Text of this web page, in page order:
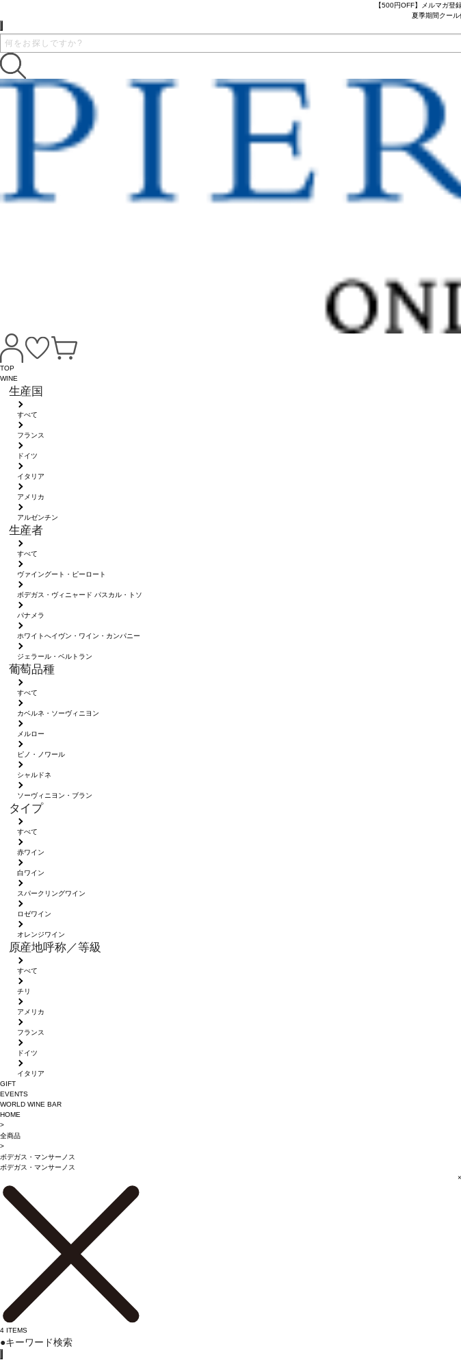
【500円OFF】メルマガ登
夏季期間クー
TOP
WINE
生産国
すべて
フランス
ドイツ
イタリア
アメリカ
アルゼンチン
生産者
すべて
ヴァイングート・ピーロート
ボデガス・ヴィニャード パスカル・トソ
パナメラ
ホワイトへイヴン・ワイン・カンパニー
ジェラール・ベルトラン
葡萄品種
すべて
カベルネ・ソーヴィニヨン
メルロー
ピノ・ノワール
シャルドネ
ソーヴィニヨン・ブラン
タイプ
すべて
赤ワイン
白ワイン
スパークリングワイン
ロゼワイン
オレンジワイン
原産地呼称／等級
すべて
チリ
アメリカ
フランス
ドイツ
イタリア
GIFT
EVENTS
WORLD WINE BAR
HOME
>
全商品
>
ボデガス・マンサーノス
ボデガス・マンサーノス
×
4 ITEMS
●キーワード検索